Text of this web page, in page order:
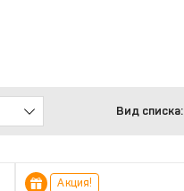
Вид списка:
Акция!